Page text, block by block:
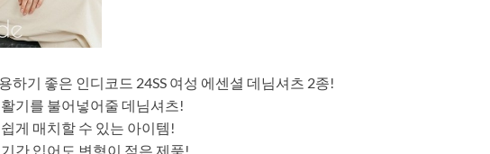
하기 좋은 인디코드 24SS 여성 에센셜 데님셔츠 2종!
기를 불어넣어줄 데님셔츠!
게 매치할 수 있는 아이템!
간 입어도 변형이 적은 제품!